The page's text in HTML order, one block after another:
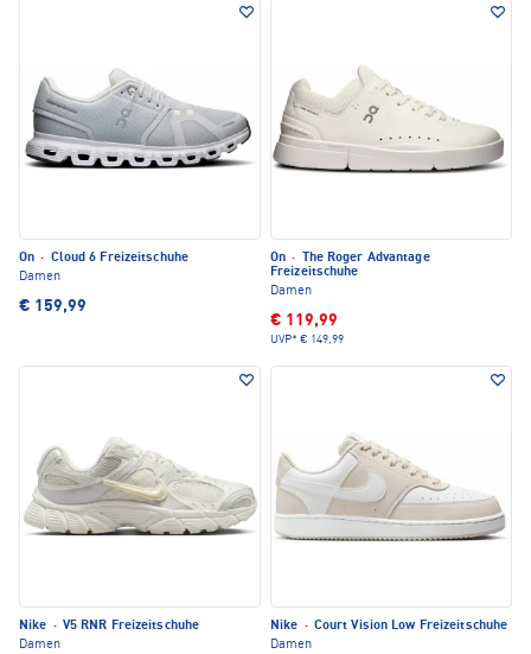
On · Cloud 6 Freizeitschuhe
Damen
€ 159,99
On ·
The Roger Advantage
Freizeitschuhe
Damen
€ 119,99
UVP* € 149,99
Nike · V5 RNR Freizeitschuhe
Damen
Nike · Court Vision Low Freizeitschuhe
Damen